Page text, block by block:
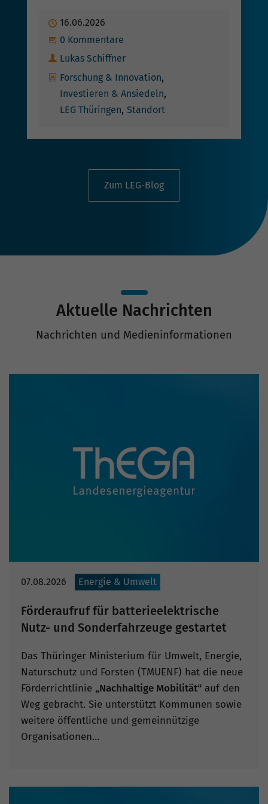
Publiziert
16.06.2026
Beginne eine Unterhaltung
0 Kommentare
Autor
Lukas Schiffner
Kategorien
Forschung & Innovation
Investieren & Ansiedeln
LEG Thüringen Standort
Zum LEG-Blog
Aktuelle Nachrichten
Nachrichten und Medieninformationen
07.08.2026 Energie & Umwelt
Förderaufruf für batterieelektrische
Nutz- und Sonderfahrzeuge gestartet
Das Thüringer Ministerium für Umwelt, Energie,
Naturschutz und Forsten (TMUENF) hat die neue
Förderrichtlinie „Nachhaltige Mobilität“ auf den
Weg gebracht. Sie unterstützt Kommunen sowie
weitere öffentliche und gemeinnützige
Organisationen…